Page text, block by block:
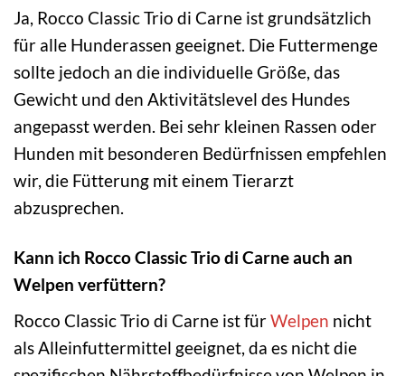
Ja, Rocco Classic Trio di Carne ist grundsätzlich
für alle Hunderassen geeignet. Die Futtermenge
sollte jedoch an die individuelle Größe, das
Gewicht und den Aktivitätslevel des Hundes
angepasst werden. Bei sehr kleinen Rassen oder
Hunden mit besonderen Bedürfnissen empfehlen
wir, die Fütterung mit einem Tierarzt
abzusprechen.
Kann ich Rocco Classic Trio di Carne auch an
Welpen verfüttern?
Rocco Classic Trio di Carne ist fürWelpen nicht
als Alleinfuttermittel geeignet, da es nicht die